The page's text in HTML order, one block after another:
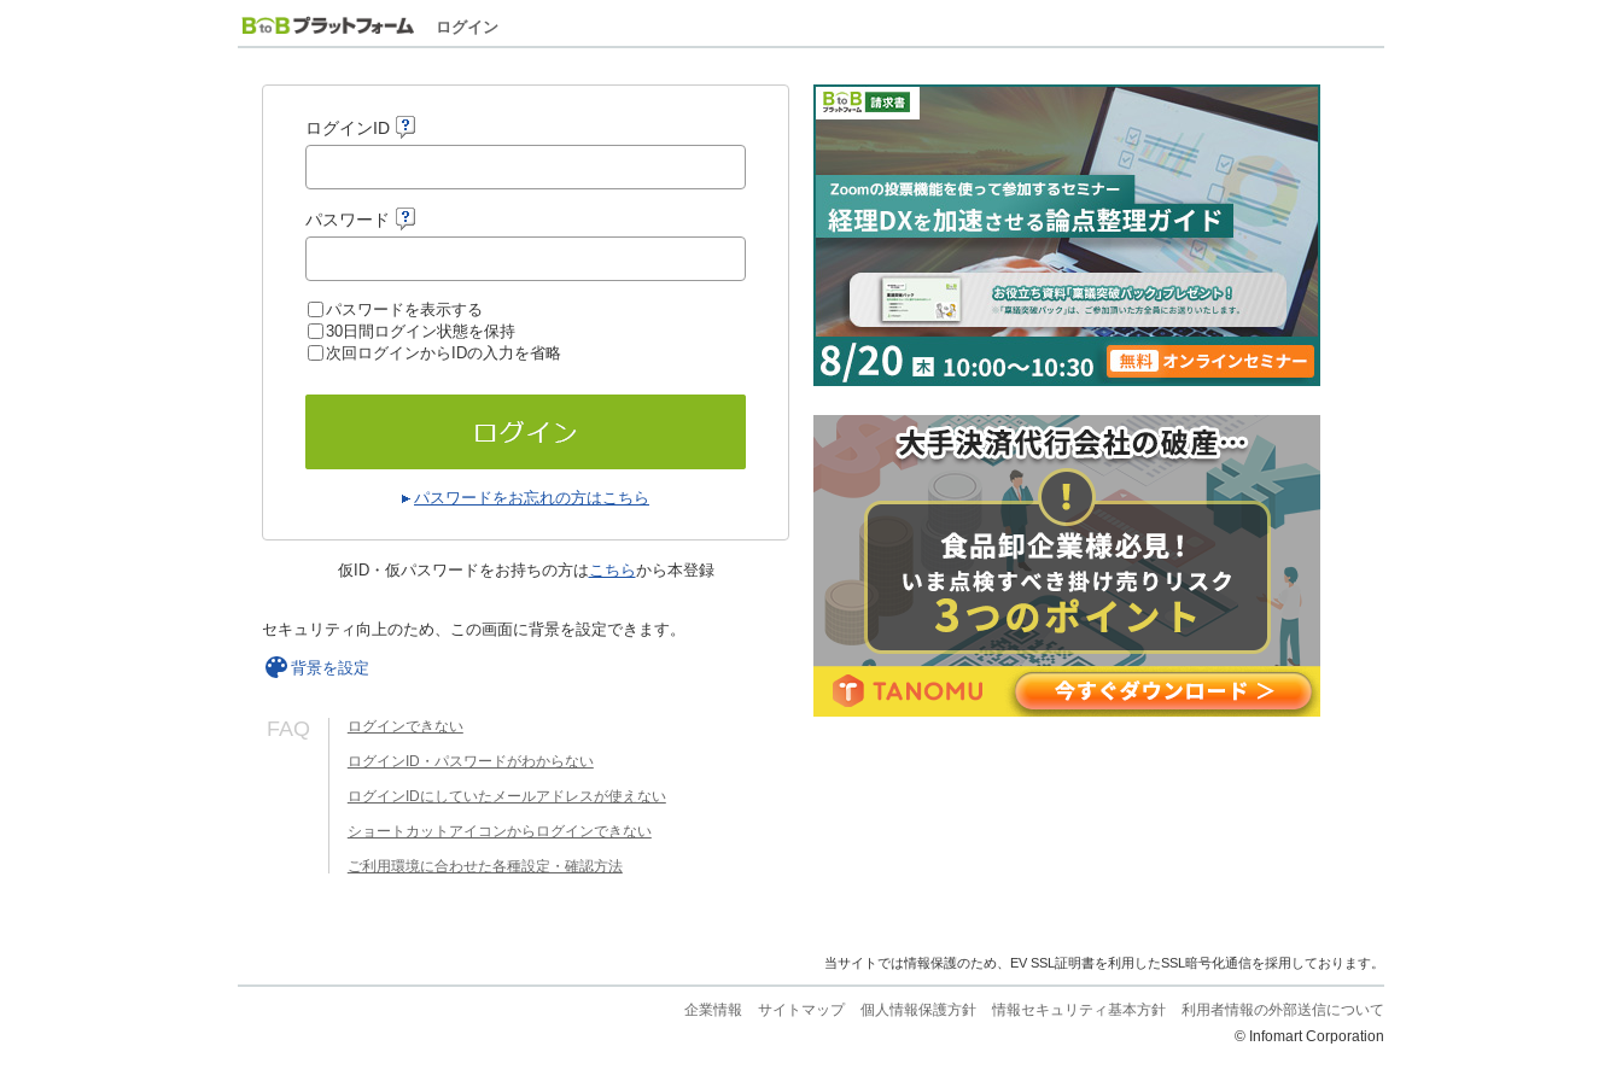
ログイン
ログインID
パスワード
パスワードを表示する
30日間ログイン状態を保持
次回ログインからIDの入力を省略
パスワードをお忘れの方はこちら
仮ID・仮パスワードをお持ちの方はこちらから本登録
セキュリティ向上のため、この画面に背景を設定できます。
背景を設定
FAQ ログインできない
ログインID・パスワードがわからない
ログインIDにしていたメールアドレスが使えない
ショートカットアイコンからログインできない
ご利用環境に合わせた各種設定・確認方法
当サイトでは情報保護のため、EV SSL証明書を利用したSSL暗号化通信を採用しております。
企業情報 サイトマップ 個人情報保護方針 情報セキュリティ基本方針
利用者情報の外部送信について
© Infomart Corporation